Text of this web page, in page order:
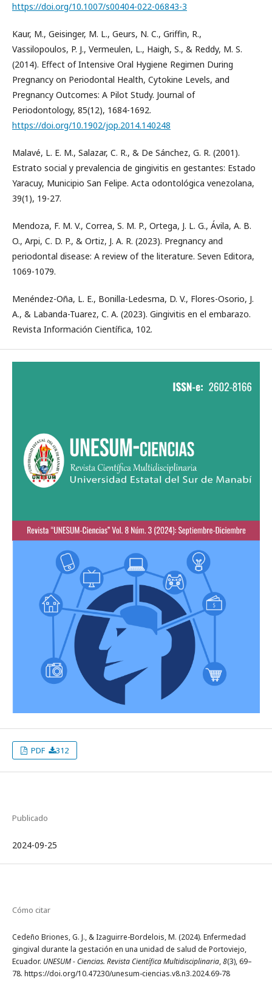
https://doi.org/10.1007/s00404-022-06843-3
Kaur, M., Geisinger, M. L., Geurs, N. C., Griffin, R.,
Vassilopoulos, P. J., Vermeulen, L., Haigh, S., & Reddy, M. S.
(2014). Effect of Intensive Oral Hygiene Regimen During
Pregnancy on Periodontal Health, Cytokine Levels, and
Pregnancy Outcomes: A Pilot Study. Journal of
Periodontology, 85(12), 1684-1692.
https://doi.org/10.1902/jop.2014.140248
Malavé, L. E. M., Salazar, C. R., & De Sánchez, G. R. (2001).
Estrato social y prevalencia de gingivitis en gestantes: Estado
Yaracuy, Municipio San Felipe. Acta odontológica venezolana,
39(1), 19-27.
Mendoza, F. M. V., Correa, S. M. P., Ortega, J. L. G., Ávila, A. B.
O., Arpi, C. D. P., & Ortiz, J. A. R. (2023). Pregnancy and
periodontal disease: A review of the literature. Seven Editora,
1069-1079.
Menéndez-Oña, L. E., Bonilla-Ledesma, D. V., Flores-Osorio, J.
A., & Labanda-Tuarez, C. A. (2023). Gingivitis en el embarazo.
Revista Información Científica, 102.
PDF 312
Publicado
2024-09-25
Cómo citar
Cedeño Briones, G. J., & Izaguirre-Bordelois, M. (2024). Enfermedad
gingival durante la gestación en una unidad de salud de Portoviejo,
Ecuador. UNESUM - Ciencias. Revista Científica Multidisciplinaria,8(3), 69–
78. https://doi.org/10.47230/unesum-ciencias.v8.n3.2024.69-78